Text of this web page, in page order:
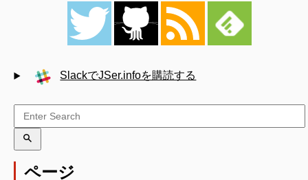
SlackでJSer.infoを購読する
ページ